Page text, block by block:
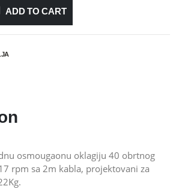
ADD TO CART
osmougaonu oklagiju 40 obrtnog
rpm sa 2m kabla, projektovani za